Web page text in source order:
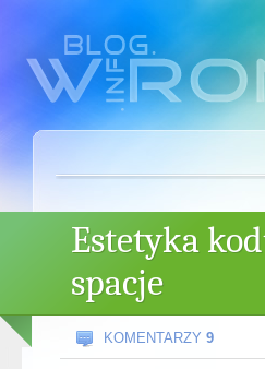
Estetyka
spacje
KOMENTARZY 9